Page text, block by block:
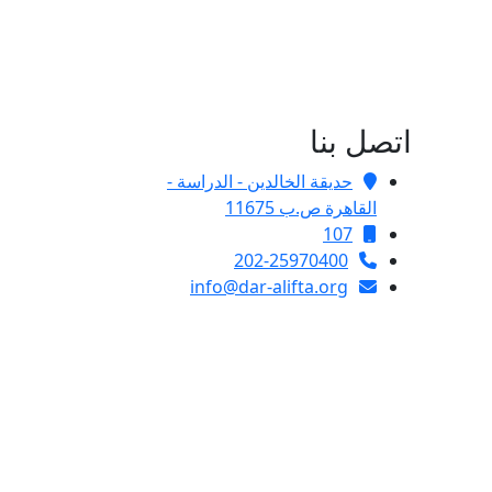
اتصل بنا
حديقة الخالدين - الدراسة -
القاهرة ص.ب 11675
107
202-25970400
info@dar-alifta.org